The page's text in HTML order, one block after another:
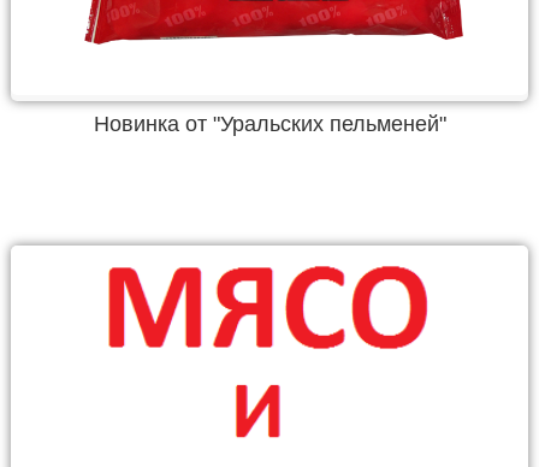
Новинка от "Уральских пельменей"